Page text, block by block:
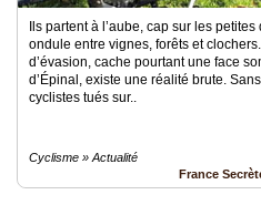
Ils partent à l’aube, cap sur les
ondule entre vignes, forêts et
d’évasion, cache pourtant une face
d’Épinal, existe une réalité brute.
cyclistes tués sur..
Cyclisme » Actualité
France